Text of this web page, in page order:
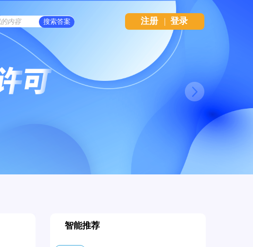
Next
注册 | 登录
智能推荐